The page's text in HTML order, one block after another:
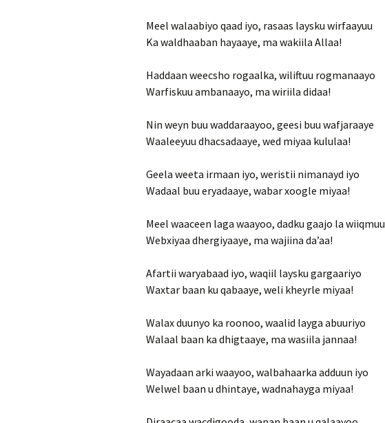
Meel walaabiyo qaad iyo, rasaas laysku wirfaayuu
Ka waldhaaban hayaaye, ma wakiila Allaa!
Haddaan weecsho rogaalka, wiliftuu rogmanaayo
Warfiskuu ambanaayo, ma wiriila didaa!
Nin weyn buu waddaraayoo, geesi buu wafjaraaye
Waaleeyuu dhacsadaaye, wed miyaa kululaa!
Geela weeta irmaan iyo, weristii nimanayd iyo
Wadaal buu eryadaaye, wabar xoogle miyaa!
Meel waaceen laga waayoo, dadku gaajo la wiiqmuu
Webxiyaa dhergiyaaye, ma wajiina da’aa!
Afartii waryabaad iyo, waqiil laysku gargaariyo
Waxtar baan ku qabaaye, weli kheyrle miyaa!
Walax duunyo ka roonoo, waalid layga abuuriyo
Walaal baan ka dhigtaaye, ma wasiila jannaa!
Wayadaan arki waayoo, walbahaarka adduun iyo
Welwel baan u dhintaye, wadnahayga miyaa!